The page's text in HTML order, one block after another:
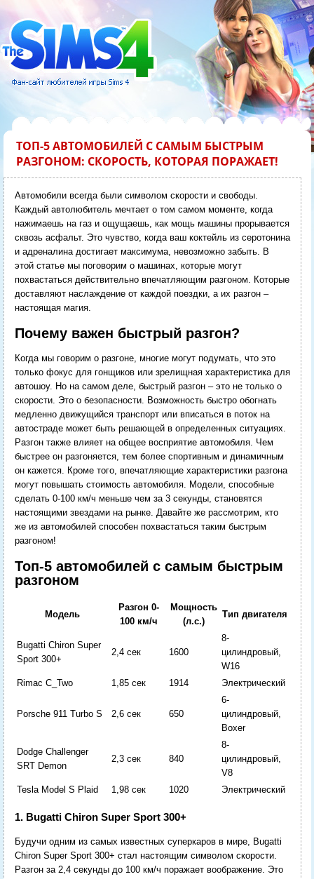
ТОП-5 АВТОМОБИЛЕЙ С САМЫМ БЫСТРЫМ
РАЗГОНОМ: СКОРОСТЬ, КОТОРАЯ ПОРАЖАЕТ!
Автомобили всегда были символом скорости и свободы.
Каждый автолюбитель мечтает о том самом моменте, когда
нажимаешь на газ и ощущаешь, как мощь машины прорывается
сквозь асфальт. Это чувство, когда ваш коктейль из серотонина
и адреналина достигает максимума, невозможно забыть. В
этой статье мы поговорим о машинах, которые могут
похвастаться действительно впечатляющим разгоном. Которые
доставляют наслаждение от каждой поездки, а их разгон –
настоящая магия.
Почему важен быстрый разгон?
Когда мы говорим о разгоне, многие могут подумать, что это
только фокус для гонщиков или зрелищная характеристика для
автошоу. Но на самом деле, быстрый разгон – это не только о
скорости. Это о безопасности. Возможность быстро обогнать
медленно движущийся транспорт или вписаться в поток на
автостраде может быть решающей в определенных ситуациях.
Разгон также влияет на общее восприятие автомобиля. Чем
быстрее он разгоняется, тем более спортивным и динамичным
он кажется. Кроме того, впечатляющие характеристики разгона
могут повышать стоимость автомобиля. Модели, способные
сделать 0-100 км/ч меньше чем за 3 секунды, становятся
настоящими звездами на рынке. Давайте же рассмотрим, кто
же из автомобилей способен похвастаться таким быстрым
разгоном!
Топ-5 автомобилей с самым быстрым
разгоном
Модель
Разгон 0-
100 км/ч
Мощность
(л.с.)
Тип двигателя
Bugatti Chiron Super
Sport 300+
2,4 сек 1600
8-
цилиндровый,
W16
Rimac C_Two
1,85 сек 1914 Электрический
Porsche 911 Turbo S 2,6 сек 650
6-
цилиндровый,
Boxer
Dodge Challenger
SRT Demon
2,3 сек 840
8-
цилиндровый,
V8
Tesla Model S Plaid
1,98 сек 1020 Электрический
1. Bugatti Chiron Super Sport 300+
Будучи одним из самых известных суперкаров в мире, Bugatti
Chiron Super Sport 300+ стал настоящим символом скорости.
Разгон за 2,4 секунды до 100 км/ч поражает воображение. Это